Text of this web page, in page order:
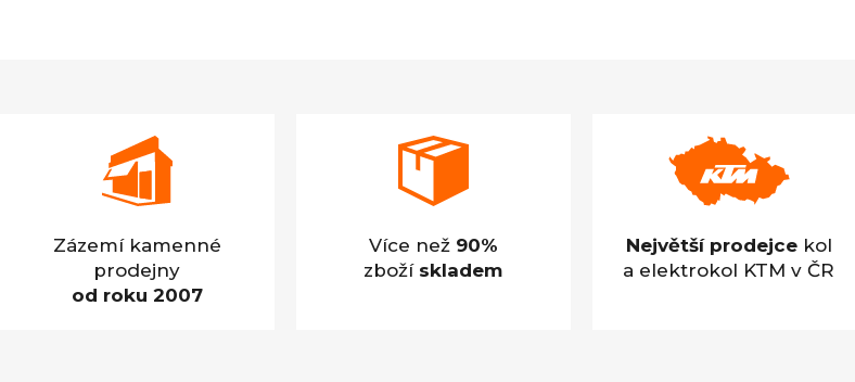
Zázemí kamenné
prodejny
od roku 2007
Více než 90%
zboží skladem
Největší prodejcekol
a elektrokol KTM v ČR